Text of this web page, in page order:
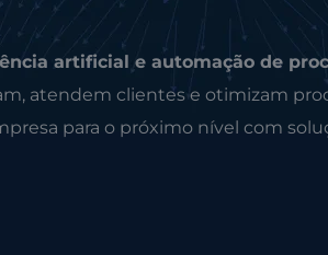
artificial e automação de
atendem clientes e otimizam
para o próximo nível com